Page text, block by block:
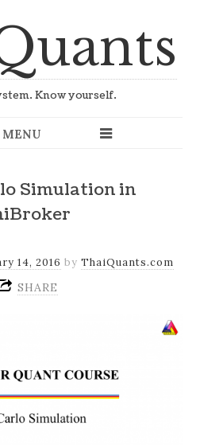
Know yourself.
MENU
Simulation in
14, 2016 by ThaiQuants.com
SHARE